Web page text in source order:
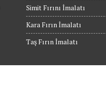
Simit Fırını İmalatı
Kara Fırın İmalatı
Taş Fırın İmalatı